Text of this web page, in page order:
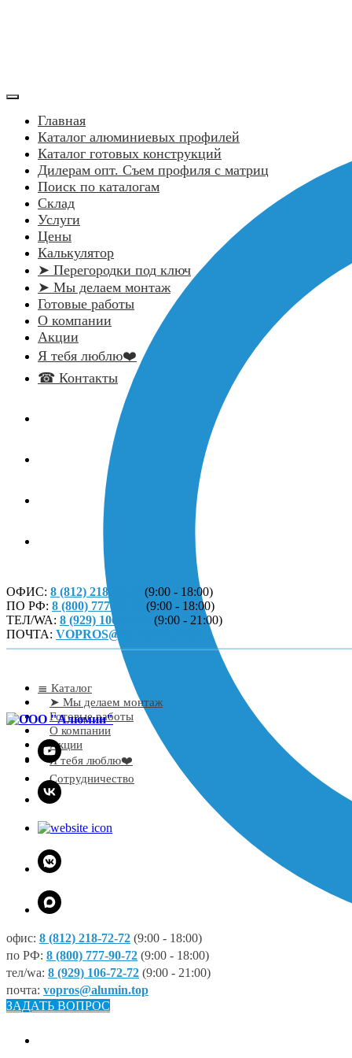
Главная
Каталог алюминиевых профилей
Каталог готовых конструкций
Дилерам опт. Съем профиля с матриц
Поиск по каталогам
Склад
Услуги
Цены
Калькулятор
➤ Перегородки под ключ
➤ Мы делаем монтаж
Готовые работы
О компании
Акции
Я тебя люблю❤️
☎ Контакты
ОФИС: 8 (812) 218-72-72
(9:00 - 18:00)
ПО РФ: 8 (800) 777-90-72
(9:00 - 18:00)
ТЕЛ/WA: 8 (929) 106-72-72
(9:00 - 21:00)
ПОЧТА: VOPROS@ALUMIN.TOP
≣ Каталог
➤ Мы делаем монтаж
Готовые работы
О компании
Акции
Я тебя люблю❤️
Сотрудничество
офис: 8 (812) 218-72-72 (9:00 - 18:00)
по РФ: 8 (800) 777-90-72 (9:00 - 18:00)
тел/wa: 8 (929) 106-72-72 (9:00 - 21:00)
почта: vopros@alumin.top
ЗАДАТЬ ВОПРОС